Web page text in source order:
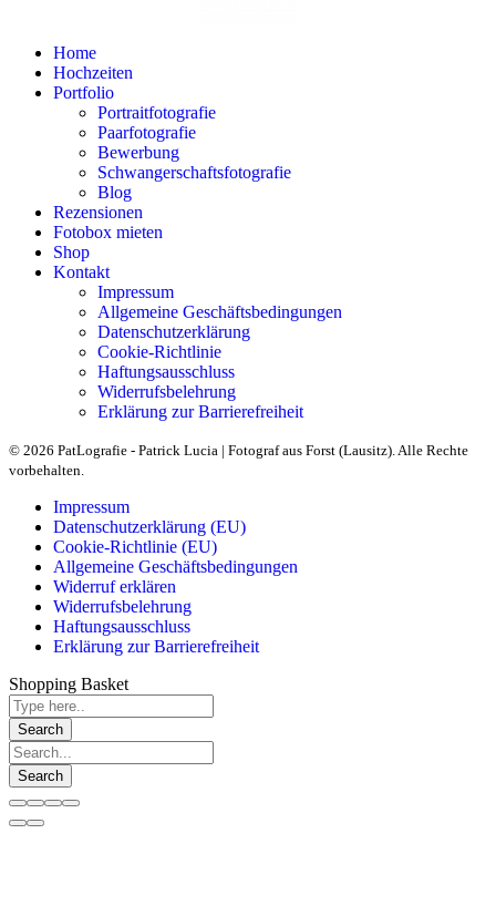
Home
Hochzeiten
Portfolio
Portraitfotografie
Paarfotografie
Bewerbung
Schwangerschaftsfotografie
Blog
Rezensionen
Fotobox mieten
Shop
Kontakt
Impressum
Allgemeine Geschäftsbedingungen
Datenschutzerklärung
Cookie-Richtlinie
Haftungsausschluss
Widerrufsbelehrung
Erklärung zur Barrierefreiheit
© 2026 PatLografie - Patrick Lucia | Fotograf aus Forst (Lausitz). Alle Rechte
vorbehalten.
Impressum
Datenschutzerklärung (EU)
Cookie-Richtlinie (EU)
Allgemeine Geschäftsbedingungen
Widerruf erklären
Widerrufsbelehrung
Haftungsausschluss
Erklärung zur Barrierefreiheit
Shopping Basket